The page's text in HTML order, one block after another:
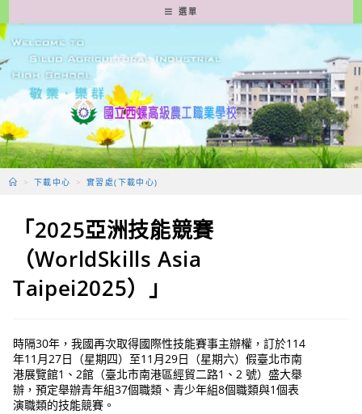
轉
至
要
容
選單
> 下載中心 > 實習處(下載中心)
「2025亞洲技能競賽
（WorldSkills Asia
Taipei2025）」
時隔30年，我國再次取得國際性技能賽事主辦權，訂於114
年11月27日（星期四）至11月29日（星期六）假臺北市南
港展覽館1、2館（臺北市南港區經貿二路1、2 號）盛大舉
辦，預定舉辦青年組37個職類、青少年組8個職類與1個表
演職類的技能競賽。